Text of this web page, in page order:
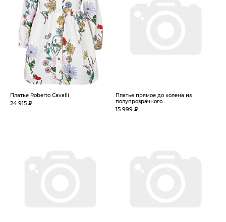
Платье Roberto Cavalli
24 915 ₽
Платье прямое до колена из
полупрозрачного...
15 999 ₽